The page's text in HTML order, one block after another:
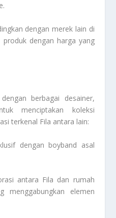
dengan merek lain di
produk dengan harga yang
berbagai desainer,
menciptakan koleksi
terkenal Fila antara lain:
dengan boyband asal
antara Fila dan rumah
menggabungkan elemen